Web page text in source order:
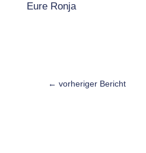
Eure Ronja
← vorheriger Bericht